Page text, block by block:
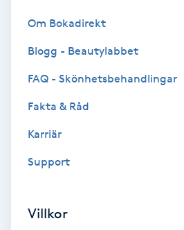
Hyaluronsyra
Hypnos
Hårborttagning
Om Bokadirekt
Blogg - Beautylabbet
FAQ - Skönhetsbehandlingar
Fakta & Råd
Karriär
Support
Villkor